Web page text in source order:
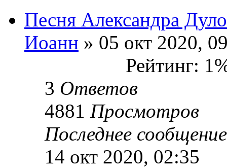
Песня Александра
Иоанн » 05 окт 2020,
Рейтинг:
3 Ответов
4881 Просмотров
Последнее
14 окт 2020, 02:35